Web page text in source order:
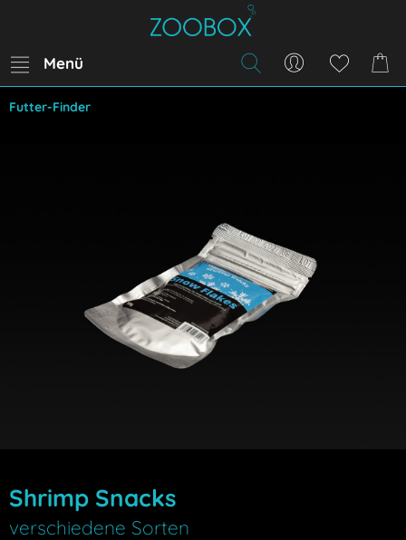
Menü
Futter-Finder
Shrimp Snacks
verschiedene Sorten